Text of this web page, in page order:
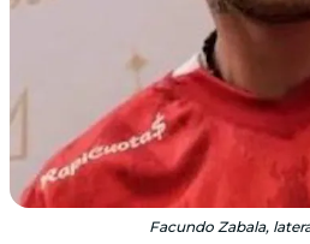
Facundo Zabala,